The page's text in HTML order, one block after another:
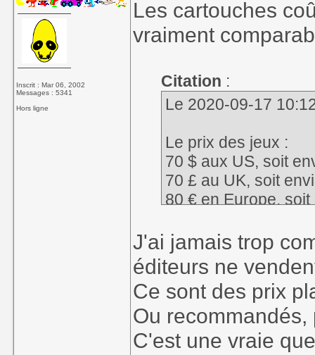
Inscrit : Mar 06, 2002
Messages : 5341
Hors ligne
Les cartouches
vraiment
Citation :
Le 2020-09-17
Le prix des jeux :
70 $ aux US, soit
70 £ au UK, soit
80 € en Europe,
J'ai jamais trop
éditeurs ne
Ce sont des prix
Ou recommandés,
C'est une vraie